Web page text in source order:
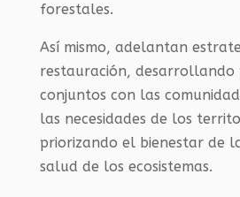
forestales.
Así mismo, adelantan
restauración, desarrollando
conjuntos con las
las necesidades de los
priorizando el bienestar de
salud de los ecosistemas.